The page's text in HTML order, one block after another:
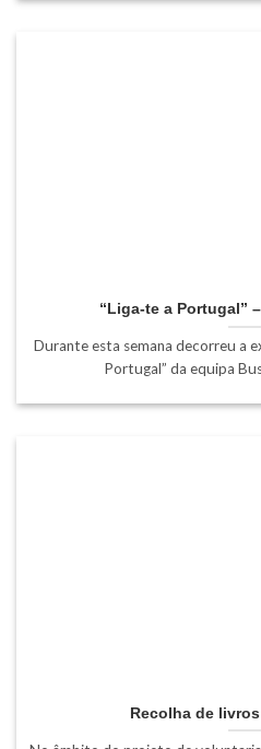
“Liga-te a Portugal”
Durante esta semana decorreu a
Portugal” da equipa
Recolha de